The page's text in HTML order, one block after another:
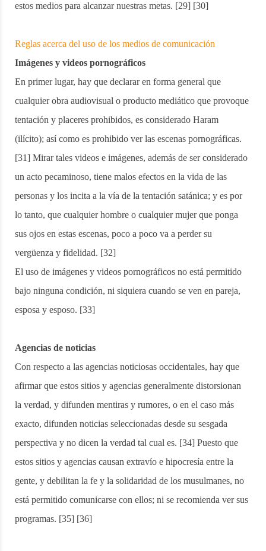
estos medios para alcanzar nuestras metas. [29] [30]
Reglas acerca del uso de los medios de comunicación
Imágenes y videos pornográficos
En primer lugar, hay que declarar en forma general que
cualquier obra audiovisual o producto mediático que provoque
tentación y placeres prohibidos, es considerado Haram
(ilícito); así como es prohibido ver las escenas pornográficas.
[31] Mirar tales videos e imágenes, además de ser considerado
un acto pecaminoso, tiene malos efectos en la vida de las
personas y los incita a la vía de la tentación satánica; y es por
lo tanto, que cualquier hombre o cualquier mujer que ponga
sus ojos en estas escenas, poco a poco va a perder su
vergüenza y fidelidad. [32]
El uso de imágenes y videos pornográficos no está permitido
bajo ninguna condición, ni siquiera cuando se ven en pareja,
esposa y esposo. [33]
Agencias de noticias
Con respecto a las agencias noticiosas occidentales, hay que
afirmar que estos sitios y agencias generalmente distorsionan
la verdad, y difunden mentiras y rumores, o en el caso más
exacto, difunden noticias seleccionadas desde su sesgada
perspectiva y no dicen la verdad tal cual es. [34] Puesto que
estos sitios y agencias causan extravío e hipocresía entre la
gente, y debilitan la fe y la solidaridad de los musulmanes, no
está permitido comunicarse con ellos; ni se recomienda ver sus
programas. [35] [36]